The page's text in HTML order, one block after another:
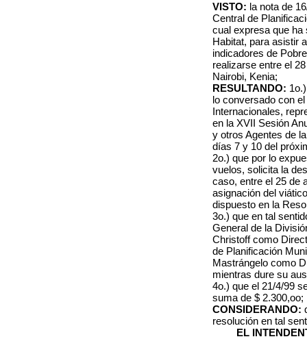
VISTO: la nota de
Central de
cual expresa que ha
Habitat, para asistir
indicadores de
realizarse entre el
Nairobi, Kenia;
RESULTANDO:
lo conversado con
Internacionales,
en la XVII Sesión
y otros Agentes de
días 7 y 10 del
2o.) que por lo
vuelos, solicita la
caso, entre el 25 de
asignación del
dispuesto en la
3o.) que en tal
General de la
Christoff como
de Planificación
Mastrángelo como
mientras dure su
4o.) que el 21/4/99
suma de $ 2.300,oo;
CONSIDERANDO:
resolución en tal
EL